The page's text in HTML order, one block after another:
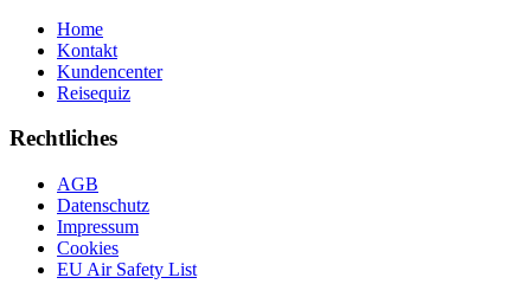
Home
Kontakt
Kundencenter
Reisequiz
Rechtliches
AGB
Datenschutz
Impressum
Cookies
EU Air Safety List